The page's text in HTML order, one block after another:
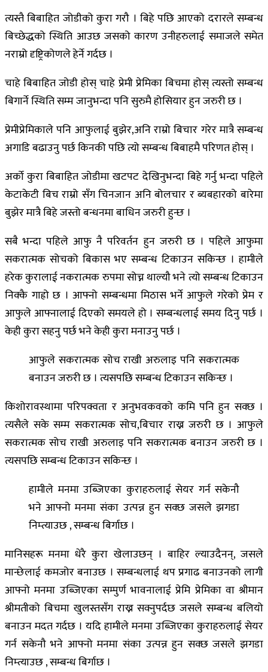
त्यस्तै बिबाहित जोडीको कुरा गरौ । बिहे पछि आएको दरारले सम्बन्ध
बिच्छेद्धको स्थिति आउछ जसको कारण उनीहरुलाई समाजले समेत
नराम्रो दृष्ट्रिकोणले हेर्ने गर्दछ ।
चाहे बिबाहित जोडी होस् चाहे प्रेमी प्रेमिका बिचमा होस् त्यस्तो सम्बन्ध
बिगार्ने स्थिति सम्म जानुभन्दा पनि सुरुमै होसियार हुन जरुरी छ ।
प्रेमीप्रेमिकाले पनि आफुलाई बुझेर,अनि राम्रो बिचार गरेर मात्रै सम्बन्ध
अगाडि बढाउनु पर्छ किनकी पछि त्यो सम्बन्ध बिबाहमै परिणत होस् ।
अर्को कुरा बिबाहित जोडीमा खटपट देखिनुभन्दा बिहे गर्नु भन्दा पहिले
केटाकेटी बिच राम्रो सँग चिनजान अनि बोलचार र ब्यबहारको बारेमा
बुझेर मात्रै बिहे जस्तो बन्धनमा बाधिन जरुरी हुन्छ ।
सबै भन्दा पहिले आफु नै परिवर्तन हुन जरुरी छ । पहिले आफुमा
सकरात्मक सोचको बिकास भए सम्बन्ध टिकाउन सकिन्छ । हामीले
हरेक कुरालाई नकरात्मक रुपमा सोच्न थाल्यौ भने त्यो सम्बन्ध टिकाउन
निक्कै गाह्रो छ । आफ्नो सम्बन्धमा मिठास भर्ने आफुले गरेको प्रेम र
आफुले आफ्नालाई दिएको समयले हो । सम्बन्धलाई समय दिनु पर्छ ।
केही कुरा सहनु पर्छ भने केही कुरा मनाउनु पर्छ ।
आफुले सकरात्मक सोच राखी अरुलाइ पनि सकरात्मक
बनाउन जरुरी छ । त्यसपछि सम्बन्ध टिकाउन सकिन्छ ।
किशोरावस्थामा परिपक्वता र अनुभवकवको कमि पनि हुन सक्छ ।
त्यसैले सके सम्म सकरात्मक सोच,बिचार राख्न जरुरी छ । आफुले
सकरात्मक सोच राखी अरुलाइ पनि सकरात्मक बनाउन जरुरी छ ।
त्यसपछि सम्बन्ध टिकाउन सकिन्छ ।
हामीले मनमा उब्जिएका कुराहरुलाई सेयर गर्न सकेनौ
भने आफ्नो मनमा संका उत्पन्न हुन सक्छ जसले झगडा
निम्त्याउछ , सम्बन्ध बिर्गाछ ।
मानिसहरू मनमा धेरै कुरा खेलाउछन् । बाहिर ल्याउदैनन्, जसले
मान्छेलाई कमजोर बनाउछ । सम्बन्धलाई थप प्रगाढ बनाउनको लागी
आफ्नो मनमा उब्जिएका सम्पुर्ण भावनालाई प्रेमि प्रेमिका वा श्रीमान
श्रीमतीको बिचमा खुलस्तसँग राख्न सक्नुपर्दछ जसले सम्बन्ध बलियो
बनाउन मदत गर्दछ । यदि हामीले मनमा उब्जिएका कुराहरुलाई सेयर
गर्न सकेनौ भने आफ्नो मनमा संका उत्पन्न हुन सक्छ जसले झगडा
निम्त्याउछ , सम्बन्ध बिर्गाछ ।